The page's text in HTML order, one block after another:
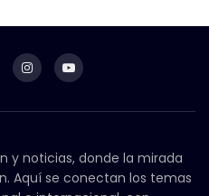
y noticias, donde la mirada
Aquí se conectan los temas